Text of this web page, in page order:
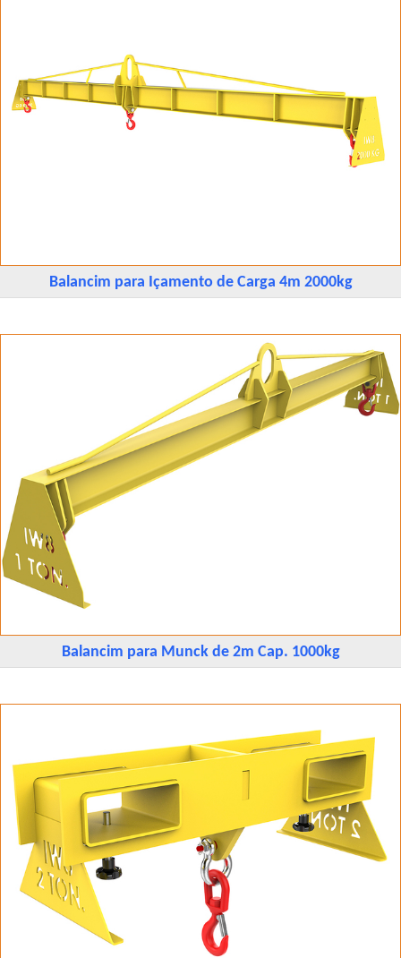
Balancim para Içamento de Carga 4m 2000kg
Balancim para Munck de 2m Cap. 1000kg